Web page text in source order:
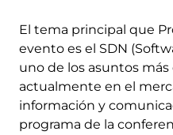
El tema principal que
evento es el SDN
uno de los asuntos
actualmente en el
información y
programa de la